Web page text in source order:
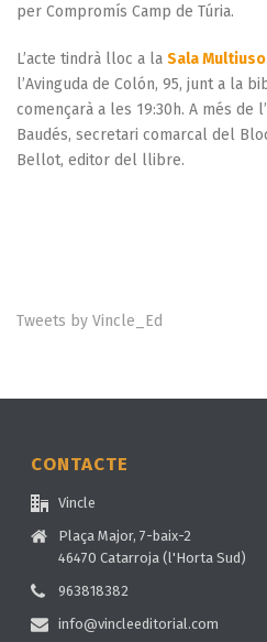
per Compromís Camp de Túria.
L’acte tindrà lloc a la Sala
l’Avinguda de Colón, 95, junt a la
començarà a les 19:30h. A més de
Baudés, secretari comarcal del
Bellot, editor del llibre.
Tweets by Vincle_Ed
CONTACTE
Vincle
Plaça Major, 7-baix-2
46470 Catarroja (l'Horta Sud)
963818382
info@vincleeditorial.com